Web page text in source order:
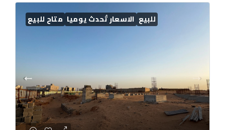
للبيع الاسعار تُحدث يوميا متاح للبيع